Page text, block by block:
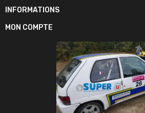
INFORMATIONS
MON COMPTE